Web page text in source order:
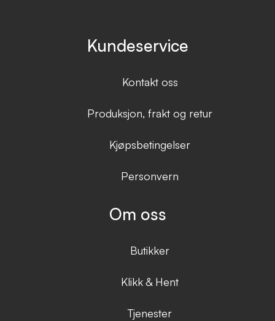
Kundeservice
Kontakt oss
Produksjon, frakt og retur
Kjøpsbetingelser
Personvern
Om oss
Butikker
Klikk & Hent
Tjenester